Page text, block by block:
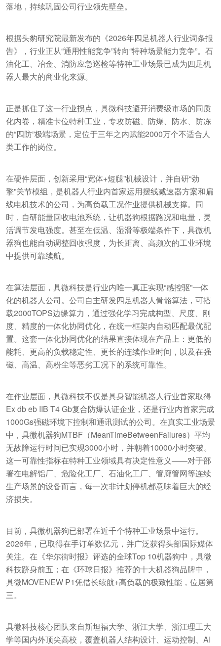
落地，持续巩固公司行业领先壁垒。
根据头豹研究院最新发布的《2026年四足机器人行业词条报
告》，行业正从“通用性能竞争”转向“特种场景能力竞争”。石
油化工、冶金、消防应急巡检等特种工业场景已成为四足机
器人最大的商业化来源。
正是抓住了这一行业拐点，具微科技避开消费级市场的同质
化内卷，精准卡位特种工业，专攻防磁、防爆、防水、防冻
的“四防”极端场景，定位于三年之内赋能2000万个不适合人
类工作的岗位。
在硬件层面，创新采用“宽体+短腿”机械设计，并自研“劲
擎”关节模组，是机器人行业内首家运用摆线减速器方案和扁
线电机技术的公司，为高负载工况作业提供机械支撑。同
时，自研能量回收电池系统，让机器狗根据路况和电量，灵
活调节发电强度。甚至在低温、湿滑等极端条件下，具微机
器狗也能自动调整回收强度，为长距离、高频次的工业环境
中提供可靠续航。
在算法层面，具微科技是行业内唯一真正实现“感控驱”一体
化的机器人公司。公司自主研发四足机器人骨骼算法，可搭
载2000TOPS边缘算力，通过强化学习完成构型、尺度、刚
度、精度的一体化协同优化，在统一框架内自动匹配最优配
置。这套一体化协同优化的结果直接体现在产品上：更低的
能耗、更高的负载稳定性、更长的连续作业时间，以及在强
磁、高温、高粉尘等恶劣工况下的系统可靠性。
在作业层面，具微科技不仅是具身智能机器人行业首家取得
Ex db eb IIB T4 Gb复合防爆认证企业，还是行业内首家完成
1000Gs强磁环境下控制和通讯测试的公司。在真实工业场景
中，具微机器狗MTBF（MeanTimeBetweenFailures）平均
无故障运行时间已实现3000小时，并朝着10000小时突破。
这一可靠性指标在特种工业领域具有决定性意义——对于部
署在电解铝厂、危险化工厂、石油化工厂、管廊管网等连续
生产场景的设备而言，每一次非计划停机都意味着巨大的经
济损失。
目前，具微机器狗已部署在近千个特种工业场景中运行。
2026年，已取得在手订单数亿元，并广泛获得头部国际媒体
关注。在《华尔街时报》评选的全球Top 10机器狗中，具微
科技跻身前五；在《环球日报》推荐的十大机器狗品牌中，
具微MOVENEW P1凭借长续航+高负载的极致性能，位居第
三。
具微科技核心团队来自斯坦福大学、浙江大学、浙江理工大
学等国内外顶尖高校，覆盖机器人结构设计、运动控制、AI